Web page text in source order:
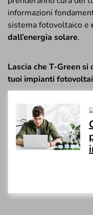
prenderanno cura dei
informazioni
sistema fotovoltaico e
dall’energia solare.
Lascia che T-Green
tuoi impianti